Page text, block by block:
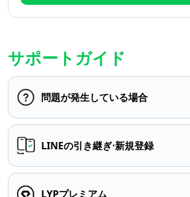
サポートガイド
問題が発生している場合
LINEの引き継ぎ⋅新規登録
LYPプレミアム